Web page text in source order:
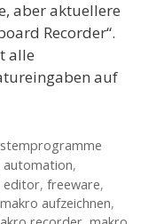
aber aktuellere
Recorder“.
alle
auf
automation,
editor, freeware,
makro aufzeichnen,